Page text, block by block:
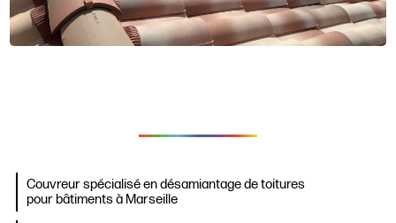
Couvreur spécialisé en désamiantage de toitures
pour bâtiments à Marseille